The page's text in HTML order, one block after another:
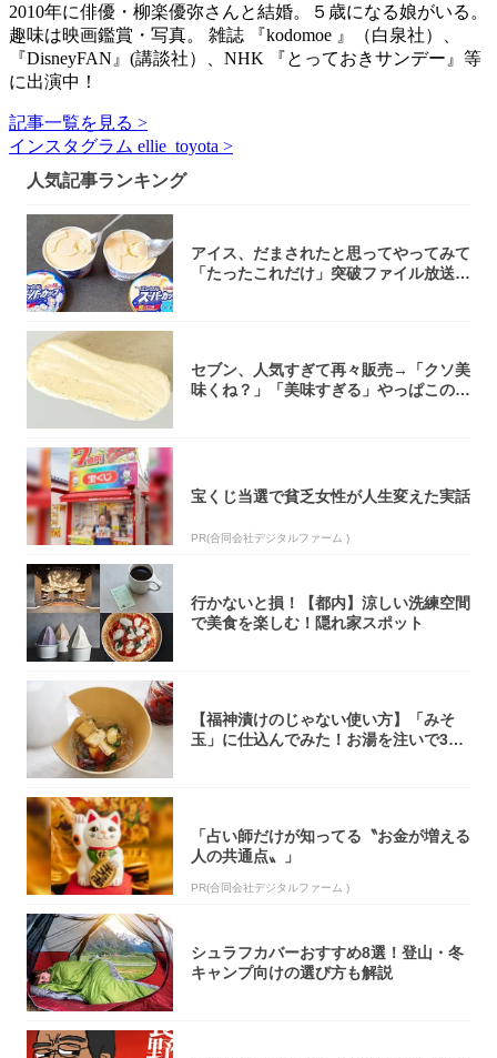
2010年に俳優・柳楽優弥さんと結婚。５歳になる娘がいる。
趣味は映画鑑賞・写真。 雑誌 『kodomoe 』（白泉社）、
『DisneyFAN』(講談社）、NHK 『とっておきサンデー』等
に出演中！
記事一覧を見る >
インスタグラム ellie_toyota >
人気記事ランキング
アイス、だまされたと思ってやってみて
「たったこれだけ」突破ファイル放送で
セブン、人気すぎて再々販売→「クソ美
味くね？」「美味すぎる」やっぱこのク
宝くじ当選で貧乏女性が人生変えた実話
PR(合同会社デジタルファーム )
行かないと損！【都内】涼しい洗練空間
で美食を楽しむ！隠れ家スポット
【福神漬けのじゃない使い方】「みそ
玉」に仕込んでみた！お湯を注いで30
「占い師だけが知ってる〝お金が増える
人の共通点〟」
PR(合同会社デジタルファーム )
シュラフカバーおすすめ8選！登山・冬
キャンプ向けの選び方も解説